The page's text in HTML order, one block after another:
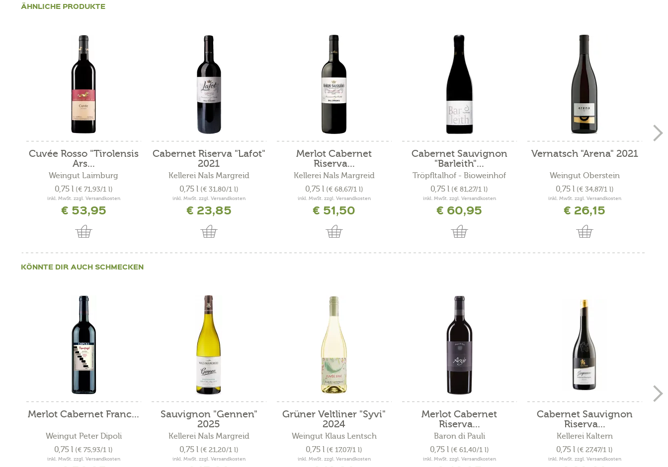
ÄHNLICHE PRODUKTE
Cuvée Rosso "Tirolensis
Ars...
Weingut Laimburg
0,75 l (€ 71,93/1 l)
inkl. MwSt. zzgl. Versandkosten
€ 53,95
Cabernet Riserva "Lafot"
2021
Kellerei Nals Margreid
0,75 l (€ 31,80/1 l)
inkl. MwSt. zzgl. Versandkosten
€ 23,85
Merlot Cabernet
Riserva...
Kellerei Nals Margreid
0,75 l (€ 68,67/1 l)
inkl. MwSt. zzgl. Versandkosten
€ 51,50
Cabernet Sauvignon
"Barleith"...
Tröpfltalhof - Bioweinhof
0,75 l (€ 81,27/1 l)
inkl. MwSt. zzgl. Versandkosten
€ 60,95
Vernatsch "Arena" 2021
Weingut Oberstein
0,75 l (€ 34,87/1 l)
inkl. MwSt. zzgl. Versandkosten
€ 26,15
KÖNNTE DIR AUCH SCHMECKEN
Merlot Cabernet Franc...
Weingut Peter Dipoli
0,75 l (€ 75,93/1 l)
inkl. MwSt. zzgl. Versandkosten
Sauvignon "Gennen"
2025
Kellerei Nals Margreid
0,75 l (€ 21,20/1 l)
inkl. MwSt. zzgl. Versandkosten
Grüner Veltliner "Syvi"
2024
Weingut Klaus Lentsch
0,75 l (€ 17,07/1 l)
inkl. MwSt. zzgl. Versandkosten
Merlot Cabernet
Riserva...
Baron di Pauli
0,75 l (€ 61,40/1 l)
inkl. MwSt. zzgl. Versandkosten
Cabernet Sauvignon
Riserva...
Kellerei Kaltern
0,75 l (€ 27,47/1 l)
inkl. MwSt. zzgl. Versandkosten